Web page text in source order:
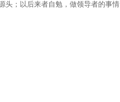
头；以后来者自勉，做领导者的事情